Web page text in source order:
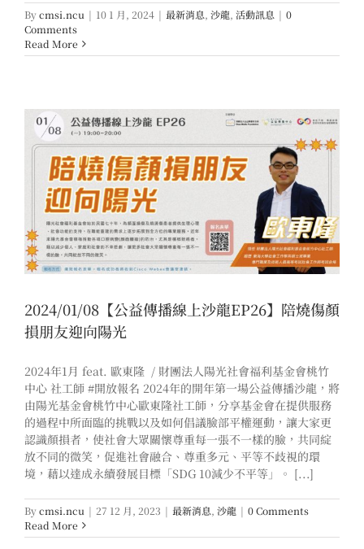
Bycmsi.ncu | 10 1 月, 2024 | 最新消息, 沙龍, 活動訊息 | 0
Comments
Read More
2024/01/08【公益傳播線上沙龍EP26】陪燒傷顏
損朋友迎向陽光
2024年1月 feat. 歐東隆 / 財團法人陽光社會福利基金會桃竹
中心 社工師 #開放報名 2024年的開年第一場公益傳播沙龍，將
由陽光基金會桃竹中心歐東隆社工師，分享基金會在提供服務
的過程中所面臨的挑戰以及如何倡議臉部平權運動，讓大家更
認識顏損者，使社會大眾關懷尊重每一張不一樣的臉，共同綻
放不同的微笑，促進社會融合、尊重多元、平等不歧視的環
境，藉以達成永續發展目標「SDG 10減少不平等」。 [...]
Bycmsi.ncu | 27 12 月, 2023 | 最新消息, 沙龍 | 0 Comments
Read More